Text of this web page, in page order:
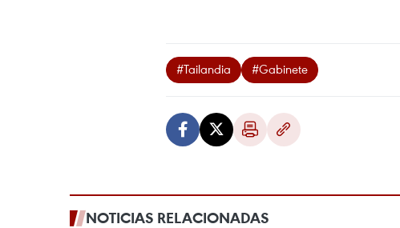
#Tailandia #Gabinete
NOTICIAS RELACIONADAS